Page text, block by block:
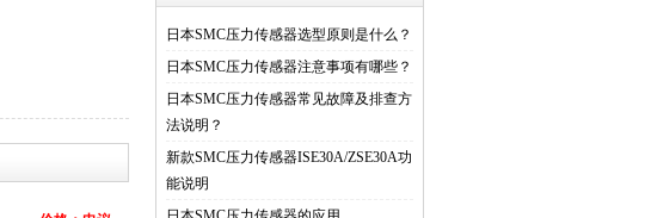
日本SMC压力传感器选型原则是什么？
日本SMC压力传感器注意事项有哪些？
日本SMC压力传感器常见故障及排查方
法说明？
新款SMC压力传感器ISE30A/ZSE30A功
能说明​